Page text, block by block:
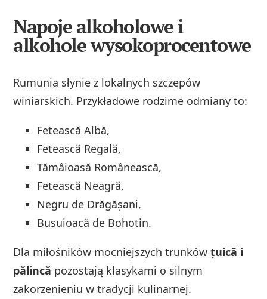
Napoje alkoholowe i
alkohole wysokoprocentowe
Rumunia słynie z lokalnych szczepów
winiarskich. Przykładowe rodzime odmiany to:
Fetească Albă,
Fetească Regală,
Tămâioasă Românească,
Fetească Neagră,
Negru de Drăgășani,
Busuioacă de Bohotin.
Dla miłośników mocniejszych trunkówțuică i
pălincă pozostają klasykami o silnym
zakorzenieniu w tradycji kulinarnej.